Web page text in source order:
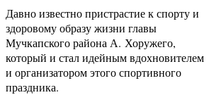
Давно известно пристрастие к спорту и
здоровому образу жизни главы
Мучкапского района А. Хоружего,
который и стал идейным вдохновителем
и организатором этого спортивного
праздника.